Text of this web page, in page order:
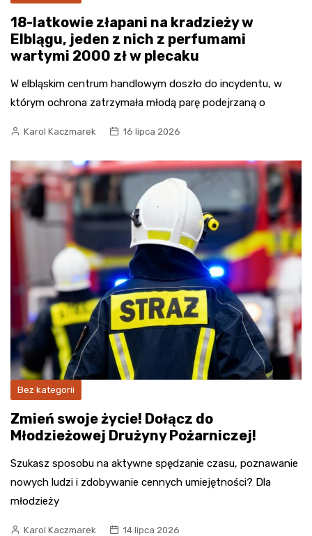
18-latkowie złapani na kradzieży w
Elblągu, jeden z nich z perfumami
wartymi 2000 zł w plecaku
W elbląskim centrum handlowym doszło do incydentu, w
którym ochrona zatrzymała młodą parę podejrzaną o
Karol Kaczmarek 16 lipca 2026
Bez kategorii
Zmień swoje życie! Dołącz do
Młodzieżowej Drużyny Pożarniczej!
Szukasz sposobu na aktywne spędzanie czasu, poznawanie
nowych ludzi i zdobywanie cennych umiejętności? Dla
młodzieży
Karol Kaczmarek 14 lipca 2026